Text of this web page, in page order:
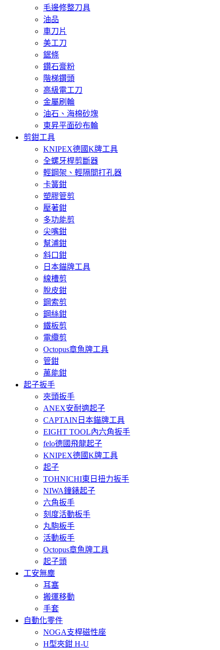
毛邊修整刀具
油品
車刀片
美工刀
鋸條
鑽石膏粉
階梯鑽頭
高級電工刀
金屬刷輪
油石、海棉砂塊
東昇平面砂布輪
剪鉗工具
KNIPEX德國K牌工具
全螺牙桿剪斷器
輕鋼架、輕隔間打孔器
卡簧鉗
塑膠管剪
壓著鉗
多功能剪
尖嘴鉗
幫浦鉗
斜口鉗
日本錨牌工具
線槽剪
脫皮鉗
鋼索剪
鋼絲鉗
鐵板剪
電纜剪
Octopus章魚牌工具
管鉗
萬能鉗
起子扳手
夾頭扳手
ANEX安耐適起子
CAPTAIN日本錨牌工具
EIGHT TOOL內六角扳手
felo德國飛龍起子
KNIPEX德國K牌工具
起子
TOHNICHI東日扭力扳手
NIWA鐘錶起子
六角扳手
刻度活動板手
丸駒板手
活動板手
Octopus章魚牌工具
起子頭
工安無塵
耳塞
搬運移動
手套
自動化零件
NOGA支桿磁性座
H型夾鉗 H-U